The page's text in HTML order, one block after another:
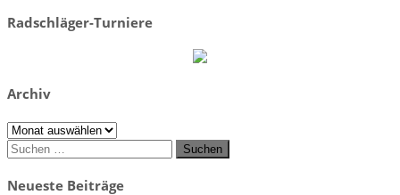
Radschläger-Turniere
Archiv
Archiv
Suchen
nach:
Neueste Beiträge